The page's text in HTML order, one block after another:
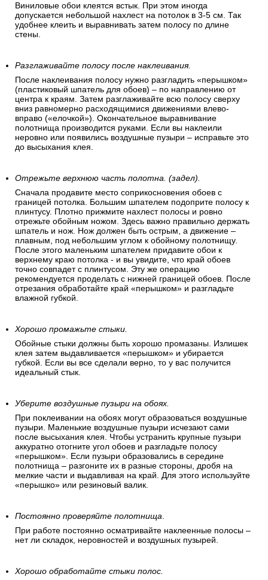
Виниловые обои клеятся встык. При этом иногда
допускается небольшой нахлест на потолок в 3-5 см. Так
удобнее клеить и выравнивать затем полосу по длине
стены.
Разглаживайте полосу после наклеивания.
После наклеивания полосу нужно разгладить «перышком»
(пластиковый шпатель для обоев) – по направлению от
центра к краям. Затем разглаживайте всю полосу сверху
вниз равномерно расходящимися движениями влево-
вправо («елочкой»). Окончательное выравнивание
полотнища производится руками. Если вы наклеили
неровно или появились воздушные пузыри – исправьте это
до высыхания клея.
Отрежьте верхнюю часть полотна. (задел).
Сначала продавите место соприкосновения обоев с
границей потолка. Большим шпателем подоприте полосу к
плинтусу. Плотно прижмите нахлест полосы и ровно
отрежьте обойным ножом. Здесь важно правильно держать
шпатель и нож. Нож должен быть острым, а движение –
плавным, под небольшим углом к обойному полотнищу.
После этого маленьким шпателем придавите обои к
верхнему краю потолка - и вы увидите, что край обоев
точно совпадет с плинтусом. Эту же операцию
рекомендуется проделать с нижней границей обоев. После
отрезания обработайте край «перышком» и разгладьте
влажной губкой.
Хорошо промажьте стыки.
Обойные стыки должны быть хорошо промазаны. Излишек
клея затем выдавливается «перышком» и убирается
губкой. Если вы все сделали верно, то у вас получится
идеальный стык.
Уберите воздушные пузыри на обоях.
При поклеивании на обоях могут образоваться воздушные
пузыри. Маленькие воздушные пузыри исчезают сами
после высыхания клея. Чтобы устранить крупные пузыри
аккуратно отогните угол обоев и разгладьте полосу
«перышком». Если пузыри образовались в середине
полотнища – разгоните их в разные стороны, дробя на
мелкие части и выдавливая на край. Для этого используйте
«перышко» или резиновый валик.
Постоянно проверяйте полотнища.
При работе постоянно осматривайте наклеенные полосы –
нет ли складок, неровностей и воздушных пузырей.
Хорошо обработайте стыки полос.